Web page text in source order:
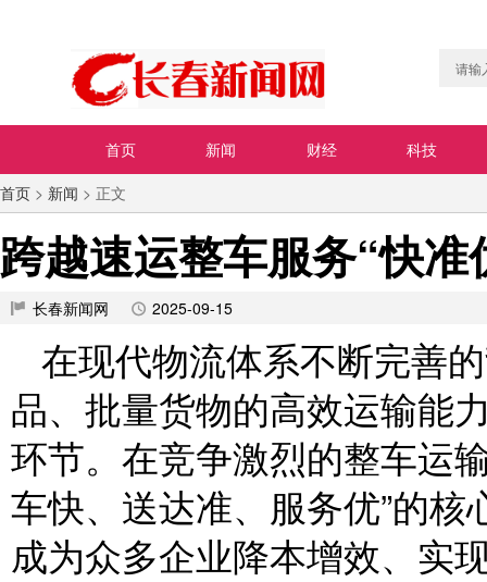
首页 新闻 财经
科技
首页 > 新闻 > 正文
跨越速运整车服务“快
长春新闻网 2025-09-15
在现代物流体系不断完善
品、批量货物的高效运输能
环节。在竞争激烈的整车运
车快、送达准、服务优”的
成为众多企业降本增效、实